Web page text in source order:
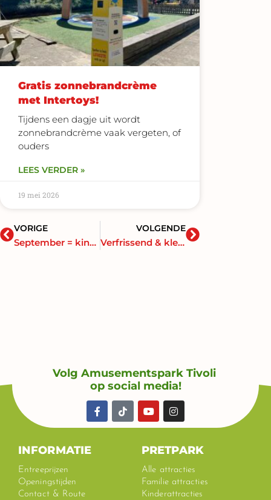
Gratis zonnebrandcrème
met Intertoys!
Tijdens een dagje uit wordt
zonnebrandcrème vaak vergeten, of
ouders
LEES VERDER »
19 mei 2026
Vorige
VORIGE
September = kinderfeestmaand
VOLGENDE
Verfrissend & kleurrijk: ontdek onze nieuwe drinkflessen
Volgende
Volg Amusementspark Tivoli
op social media!
F
a
c
T
i
k
Y
o
u
u
b
e
I
n
s
a
g
r
a
m
INFORMATIE
Entreeprijzen
Openingstijden
Contact & Route
PRETPARK
Alle attracties
Familie attracties
Kinderattracties